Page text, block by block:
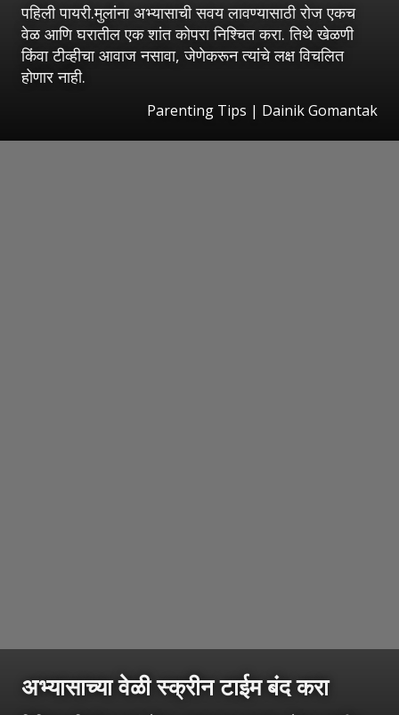
पहिली पायरी.मुलांना अभ्यासाची सवय लावण्यासाठी रोज एकच
वेळ आणि घरातील एक शांत कोपरा निश्चित करा. तिथे खेळणी
किंवा टीव्हीचा आवाज नसावा, जेणेकरून त्यांचे लक्ष विचलित
होणार नाही.
Parenting Tips | Dainik Gomantak
अभ्यासाच्या वेळी स्क्रीन टाईम बंद करा